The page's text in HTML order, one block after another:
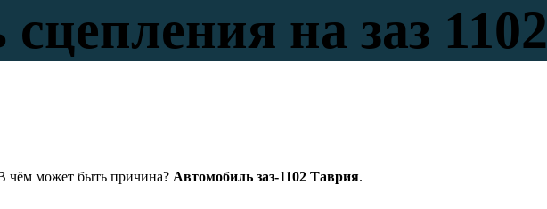
на заз 1102
чём может быть причина? Автомобиль заз-1102 Таврия.